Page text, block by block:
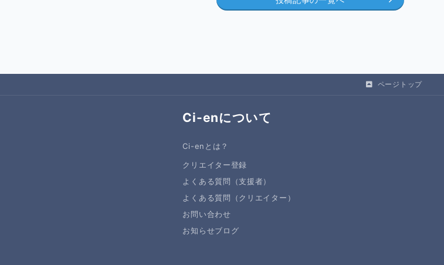
ページトップ
Ci-enについて
Ci-enとは？
クリエイター登録
よくある質問（支援者）
よくある質問（クリエイター）
お問い合わせ
お知らせブログ